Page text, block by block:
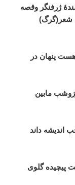
ژرفنگر وقصه
شعر(گرگ)
پنهان در
مابین
اندیشه داند
پیچیده گلوی